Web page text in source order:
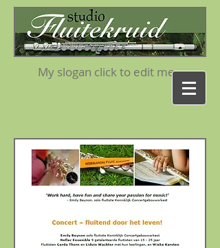
My slogan click to edit me